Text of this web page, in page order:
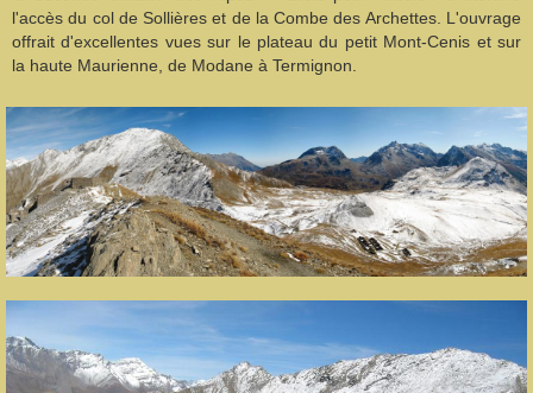
l'accès du col de Sollières et de la Combe des Archettes. L'ouvrage
offrait d'excellentes vues sur le plateau du petit Mont-Cenis et sur
la haute Maurienne, de Modane à Termignon.